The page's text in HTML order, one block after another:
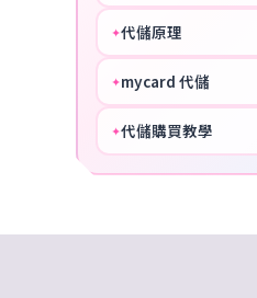
✦代儲原理
✦mycard 代儲
✦代儲購買教學